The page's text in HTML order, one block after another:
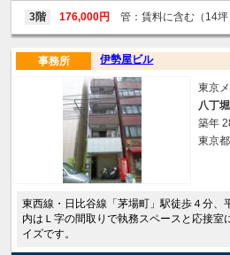
3階 176,000円 管：賃料に含む（14坪
伊勢屋ビル
事務所
東京
八丁
築年
東京
東西線・日比谷線「茅場町」駅徒歩４分、
内はＬ字の間取りで執務スペースと応接室
イズです。